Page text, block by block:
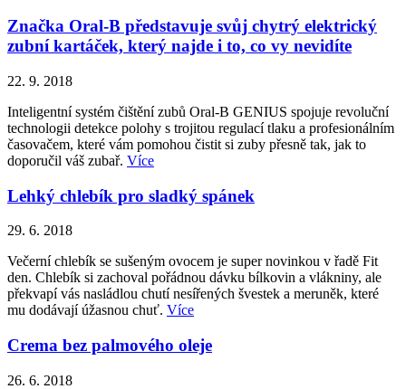
Značka Oral-B představuje svůj chytrý elektrický
zubní kartáček, který najde i to, co vy nevidíte
22. 9. 2018
Inteligentní systém čištění zubů Oral-B GENIUS spojuje revoluční
technologii detekce polohy s trojitou regulací tlaku a profesionálním
časovačem, které vám pomohou čistit si zuby přesně tak, jak to
doporučil váš zubař. Více
Lehký chlebík pro sladký spánek
29. 6. 2018
Večerní chlebík se sušeným ovocem je super novinkou v řadě Fit
den. Chlebík si zachoval pořádnou dávku bílkovin a vlákniny, ale
překvapí vás nasládlou chutí nesířených švestek a meruněk, které
mu dodávají úžasnou chuť. Více
Crema bez palmového oleje
26. 6. 2018